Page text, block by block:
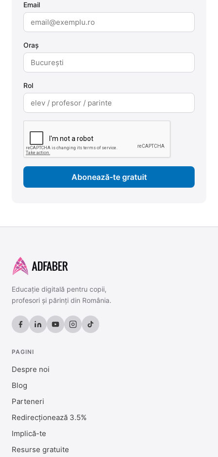
Email
Oraș
Rol
Educație digitală pentru copii,
profesori și părinți din România.
PAGINI
Despre noi
Blog
Parteneri
Redirecționează 3.5%
Implică-te
Resurse gratuite